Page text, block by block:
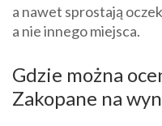
a nawet sprostają
a nie innego miejsca.
Gdzie można
Zakopane na